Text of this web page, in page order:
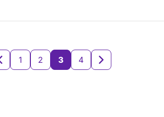
1 2 3 4